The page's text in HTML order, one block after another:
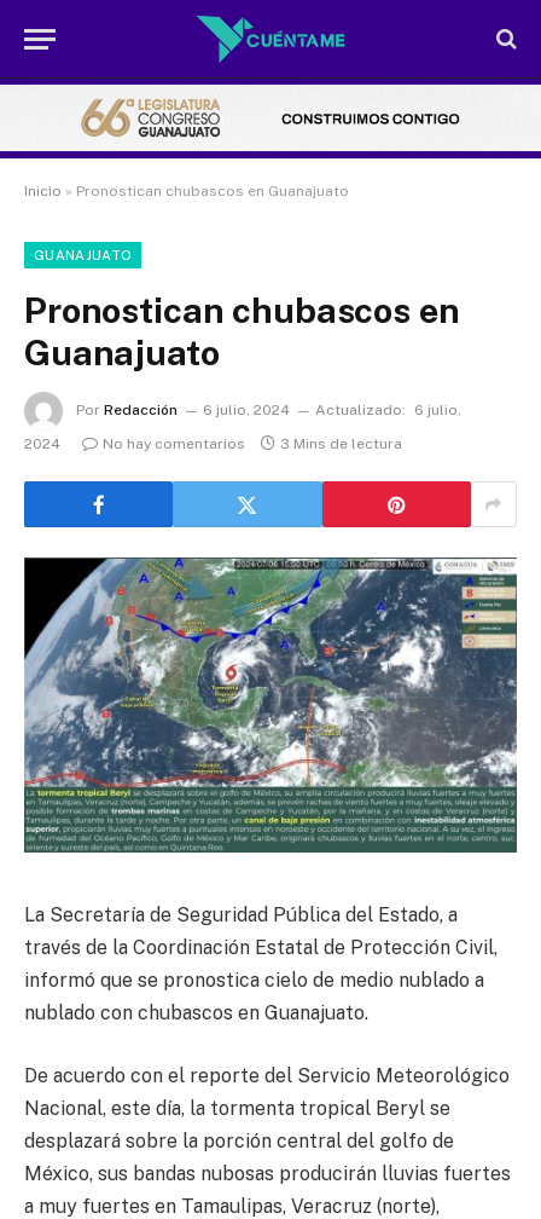
Inicio » Pronostican chubascos en Guanajuato
GUANAJUATO
Pronostican chubascos en
Guanajuato
Por Redacción 6 julio, 2024 Actualizado:
6 julio,
2024
No hay comentarios 3 Mins de lectura
La Secretaría de Seguridad Pública del Estado, a
través de la Coordinación Estatal de Protección Civil,
informó que se pronostica cielo de medio nublado a
nublado con chubascos en Guanajuato.
De acuerdo con el reporte del Servicio Meteorológico
Nacional, este día, la tormenta tropical Beryl se
desplazará sobre la porción central del golfo de
México, sus bandas nubosas producirán lluvias fuertes
a muy fuertes en Tamaulipas, Veracruz (norte),